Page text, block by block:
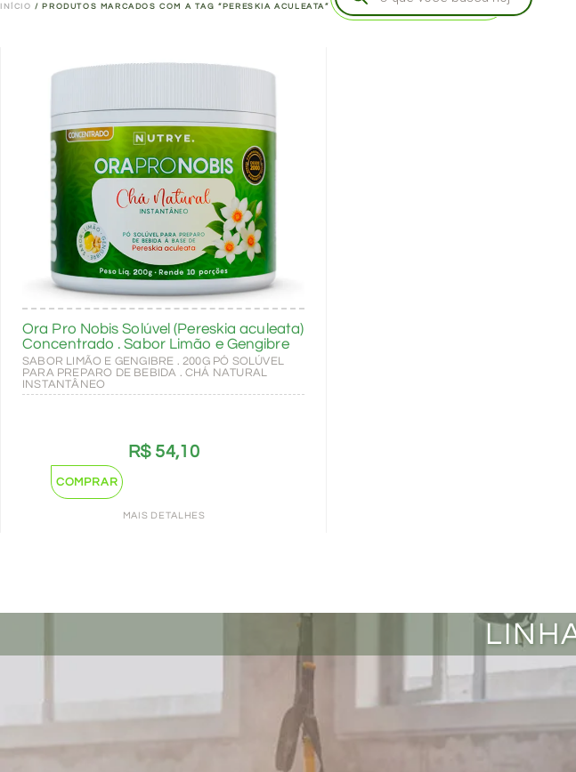
INÍCIO / PRODUTOS MARCADOS COM A TAG “PERESKIA ACULEATA”
Ora Pro Nobis Solúvel (Pereskia aculeata)
Concentrado . Sabor Limão e Gengibre
SABOR LIMÃO E GENGIBRE . 200G PÓ SOLÚVEL
PARA PREPARO DE BEBIDA . CHÁ NATURAL
INSTANTÂNEO
R$ 54,10
COMPRAR
MAIS DETALHES